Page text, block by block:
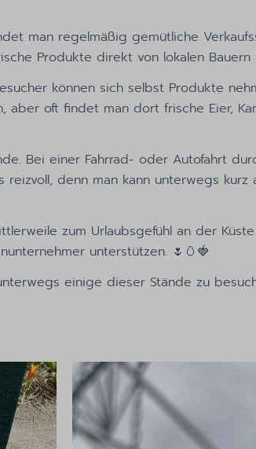
man regelmäßig gemütliche
Produkte direkt von lokalen Bauern
können sich selbst Produkte
oft findet man dort frische Eier,
Bei einer Fahrrad- oder Autofahrt
denn man kann unterwegs kurz
zum Urlaubsgefühl an der
unterstützen. 🌷🥚🍓
einige dieser Stände zu